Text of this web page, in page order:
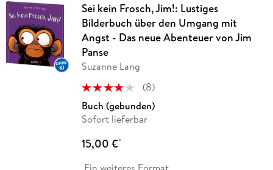
Sei kein Frosch, Jim!: Lustiges
Bilderbuch über den Umgang mit
Angst - Das neue Abenteuer von Jim
Panse
Suzanne Lang
(8)
Buch (gebunden)
Sofort lieferbar
15,00 €*